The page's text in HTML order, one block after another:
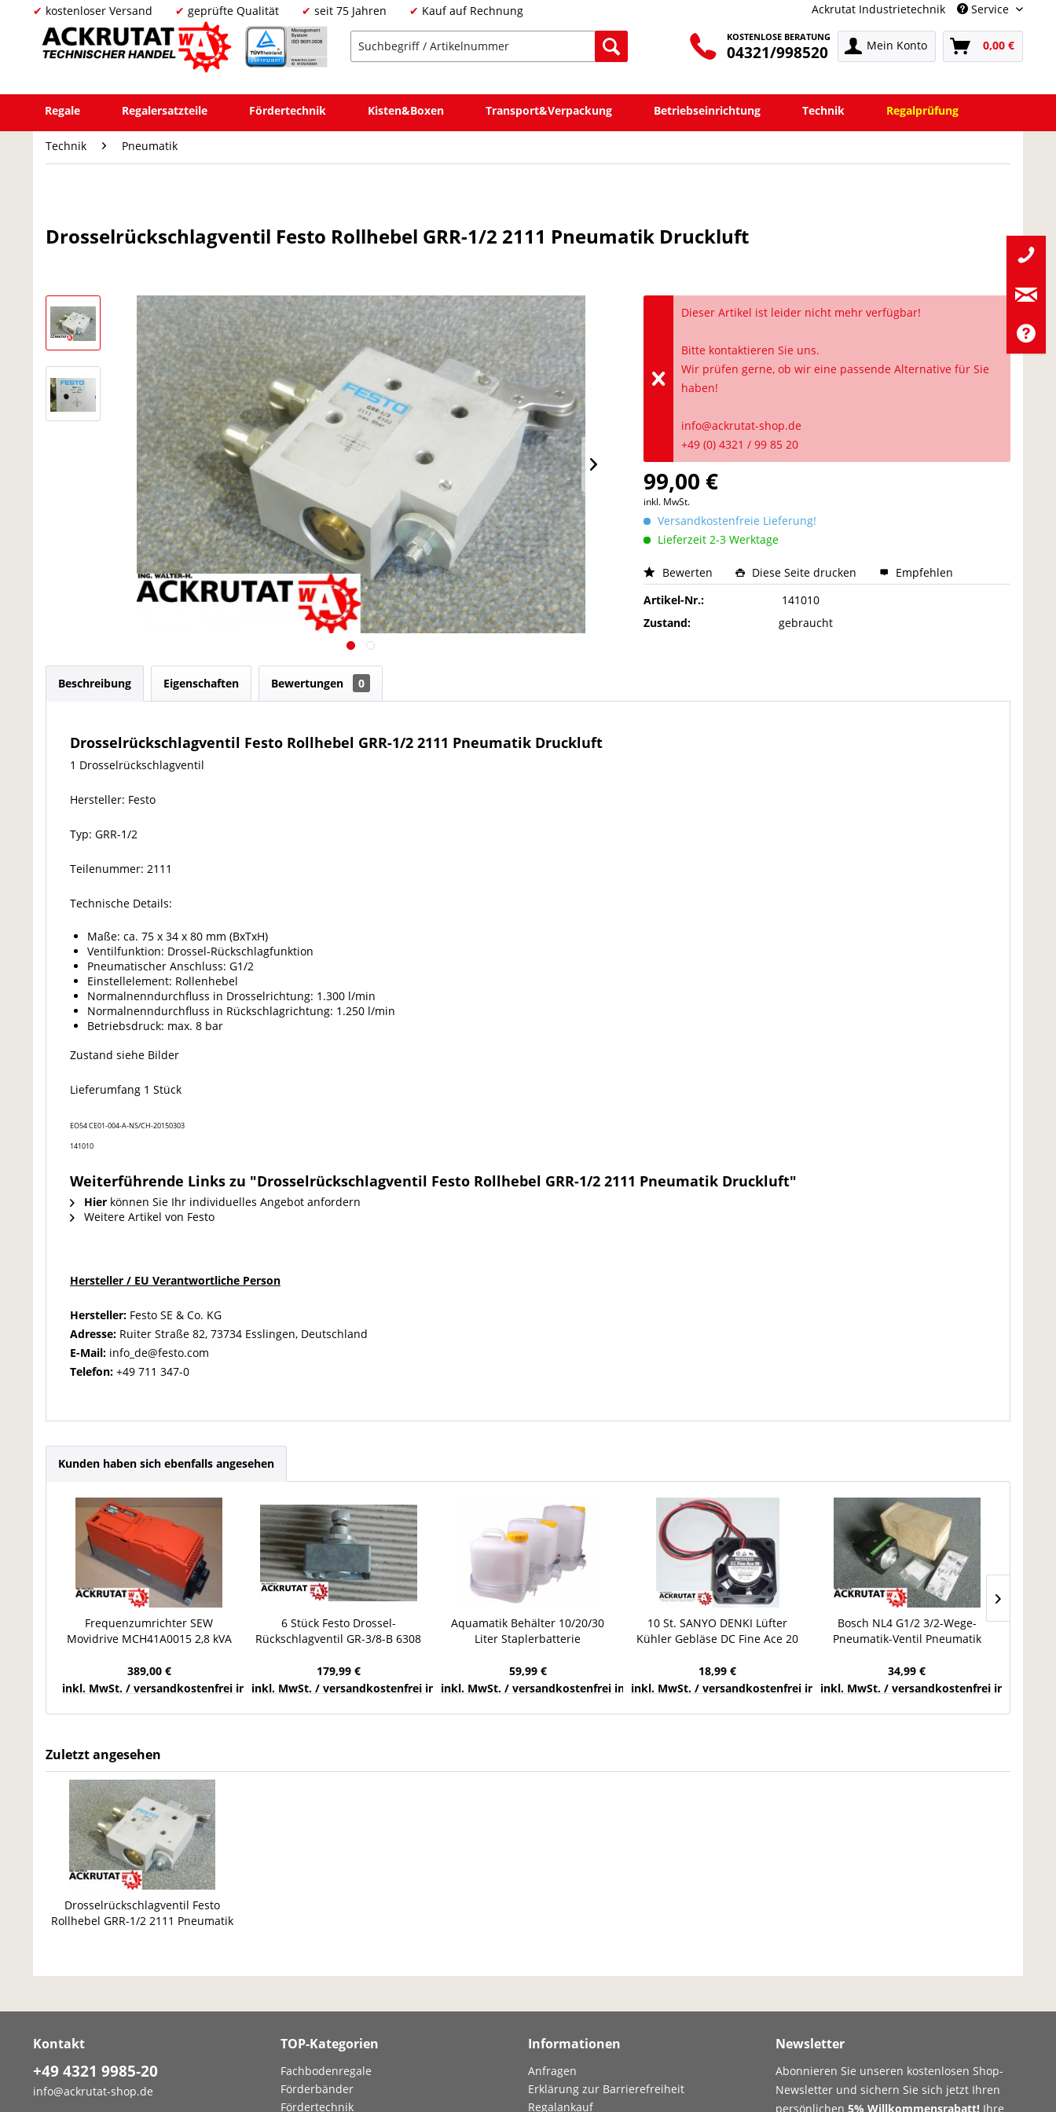
kostenloser Versand geprüfte Qualität seit 75 Jahren Kauf auf Rechnung Ackrutat Industrietechnik Service
KOSTENLOSE BERATUNG
04321/998520 Mein Konto 0,00 €
Regale Regalersatzteile Fördertechnik Kisten&Boxen Transport&Verpackung Betriebseinrichtung Technik Regalprüfung
Technik Pneumatik
Drosselrückschlagventil Festo Rollhebel GRR-1/2 2111 Pneumatik Druckluft
Dieser Artikel ist leider nicht mehr verfügbar!
Bitte kontaktieren Sie uns.
Wir prüfen gerne, ob wir eine passende Alternative für Sie
haben!
info@ackrutat-shop.de
+49 (0) 4321 / 99 85 20
99,00 €
inkl. MwSt.
Versandkostenfreie Lieferung!
Lieferzeit 2-3 Werktage
Bewerten Diese Seite drucken
Empfehlen
Artikel-Nr.:
141010
Zustand:
gebraucht
Beschreibung Eigenschaften Bewertungen 0
Drosselrückschlagventil Festo Rollhebel GRR-1/2 2111 Pneumatik Druckluft
1 Drosselrückschlagventil
Hersteller: Festo
Typ: GRR-1/2
Teilenummer: 2111
Technische Details:
Maße: ca. 75 x 34 x 80 mm (BxTxH)
Ventilfunktion: Drossel-Rückschlagfunktion
Pneumatischer Anschluss: G1/2
Einstellelement: Rollenhebel
Normalnenndurchfluss in Drosselrichtung: 1.300 l/min
Normalnenndurchfluss in Rückschlagrichtung: 1.250 l/min
Betriebsdruck: max. 8 bar
Zustand siehe Bilder
Lieferumfang 1 Stück
EO54 CE01-004-A-NS/CH-20150303
141010
Weiterführende Links zu "Drosselrückschlagventil Festo Rollhebel GRR-1/2 2111 Pneumatik Druckluft"
Hier können Sie Ihr individuelles Angebot anfordern
Weitere Artikel von Festo
Hersteller / EU Verantwortliche Person
Hersteller: Festo SE & Co. KG
Adresse: Ruiter Straße 82, 73734 Esslingen, Deutschland
E-Mail: info_de@festo.com
Telefon: +49 711 347-0
Kunden haben sich ebenfalls angesehen
Frequenzumrichter SEW
Movidrive MCH41A0015 2,8 kVA
00
389,00 €
inkl. MwSt. / versandkostenfrei innerhalb Deutschlands
6 Stück Festo Drossel-
Rückschlagventil GR-3/8-B 6308
179,99 €
inkl. MwSt. / versandkostenfrei innerhalb Deutschlands
Aquamatik Behälter 10/20/30
Liter Staplerbatterie
Fallwasserbehälter
59,99 €
inkl. MwSt. / versandkostenfrei innerhalb Deutschlands
10 St. SANYO DENKI Lüfter
Kühler Gebläse DC Fine Ace 20
18,99 €
inkl. MwSt. / versandkostenfrei innerhalb Deutschlands
Bosch NL4 G1/2 3/2-Wege-
Pneumatik-Ventil Pneumatik
34,99 €
inkl. MwSt. / versandkostenfrei innerhalb
Zuletzt angesehen
Drosselrückschlagventil Festo
Rollhebel GRR-1/2 2111 Pneumatik
Kontakt
+49 4321 9985-20
info@ackrutat-shop.de
TOP-Kategorien
Fachbodenregale
Förderbänder
Fördertechnik
Informationen
Anfragen
Erklärung zur Barrierefreiheit
Regalankauf
Newsletter
Abonnieren Sie unseren kostenlosen Shop-
Newsletter und sichern Sie sich jetzt Ihren
persönlichen 5% Willkommensrabatt! Ihre